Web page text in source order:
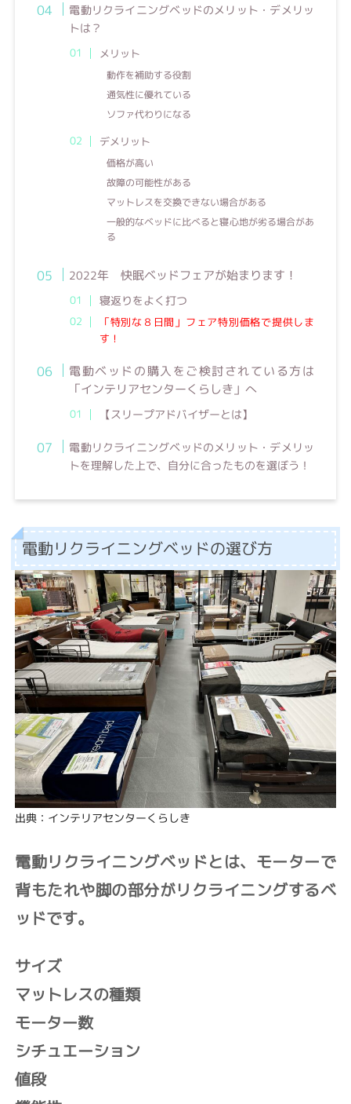
電動リクライニングベッドのメリット・デメリッ
トは？
メリット
動作を補助する役割
通気性に優れている
ソファ代わりになる
デメリット
価格が高い
故障の可能性がある
マットレスを交換できない場合がある
一般的なベッドに比べると寝心地が劣る場合があ
る
2022年 快眠ベッドフェアが始まります！
寝返りをよく打つ
「特別な８日間」フェア特別価格で提供しま
す！
電動ベッドの購入をご検討されている方は
「インテリアセンターくらしき」へ
【スリープアドバイザーとは】
電動リクライニングベッドのメリット・デメリッ
トを理解した上で、自分に合ったものを選ぼう！
電動リクライニングベッドの選び方
出典：インテリアセンターくらしき
電動リクライニングベッドとは、モーターで
背もたれや脚の部分がリクライニングするベ
ッドです。
サイズ
マットレスの種類
モーター数
シチュエーション
値段